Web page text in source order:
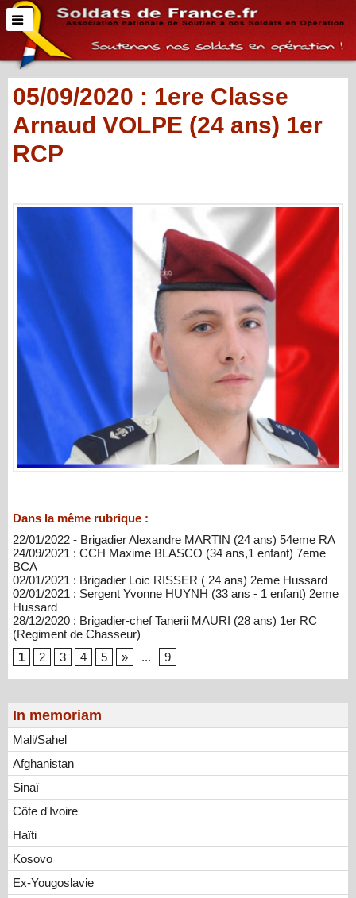
In memoriam
Mali/Sahel
Afghanistan
Sinaï
Côte d'Ivoire
Haïti
Kosovo
Ex-Yougoslavie
05/09/2020 : 1ere Classe
Arnaud VOLPE (24 ans) 1er
RCP
Dans la même rubrique :
22/01/2022 - Brigadier Alexandre MARTIN (24 ans) 54eme RA
24/09/2021 : CCH Maxime BLASCO (34 ans,1 enfant) 7eme
BCA
02/01/2021 : Brigadier Loic RISSER ( 24 ans) 2eme Hussard
02/01/2021 : Sergent Yvonne HUYNH (33 ans - 1 enfant) 2eme
Hussard
28/12/2020 : Brigadier-chef Tanerii MAURI (28 ans) 1er RC
(Regiment de Chasseur)
1
2 3 4 5 » ... 9